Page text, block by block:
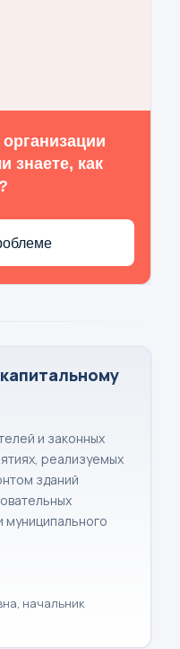
знаете, как
и законных
реализуемых
зданий
муниципального
начальник